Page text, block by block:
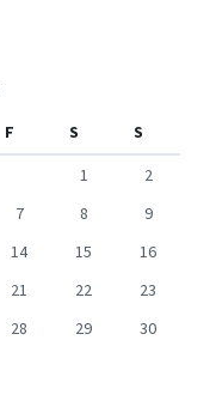
F S
S
1
2
7 8
9
14 15
16
21 22
23
28 29
30